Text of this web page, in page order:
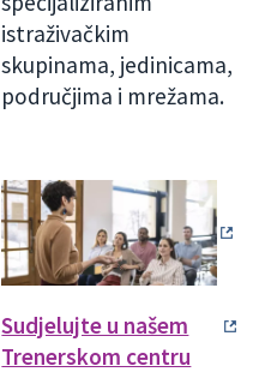
istraživačkim
skupinama, jedinicama,
područjima i mrežama.
Sudjelujte u našem
Trenerskom centru